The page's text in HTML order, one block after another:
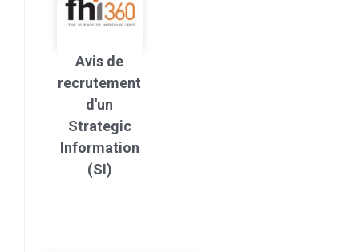
Avis de
recrutement
d'un
Strategic
Information
(SI)